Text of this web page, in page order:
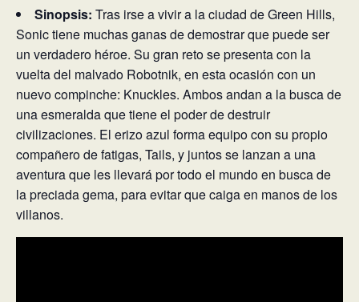
Sinopsis: Tras irse a vivir a la ciudad de Green Hills,
Sonic tiene muchas ganas de demostrar que puede ser
un verdadero héroe. Su gran reto se presenta con la
vuelta del malvado Robotnik, en esta ocasión con un
nuevo compinche: Knuckles. Ambos andan a la busca de
una esmeralda que tiene el poder de destruir
civilizaciones. El erizo azul forma equipo con su propio
compañero de fatigas, Tails, y juntos se lanzan a una
aventura que les llevará por todo el mundo en busca de
la preciada gema, para evitar que caiga en manos de los
villanos.